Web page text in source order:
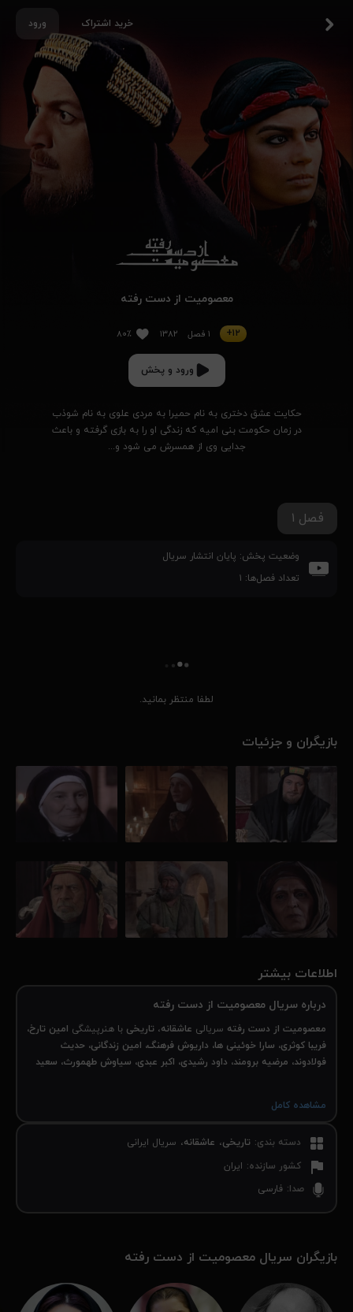
ورود خرید اشتراک
معصومیت از دست رفته
۱۲+ ۱ فصل ۱۳۸۲ ۸۰٪
ورود و پخش
جدایی وی از همسرش می شود و...
فصل ۱
وضعیت پخش: پایان انتشار سریال
تعداد فصل‌ها: ۱
لطفا منتظر بمانید.
بازیگران و جزئیات
اطلاعات بیشتر
درباره سریال معصومیت از دست رفته
معصومیت از دست‌ رفته سریالی عاشقانه، تاریخی با هنرپیشگی امین تارخ،
فریبا کوثری، سارا خوئینی ها، داریوش فرهنگ، امین زندگانی، حدیث
فولادوند، مرضیه برومند، داود رشیدی، اکبر عبدی، سیاوش طهمورث، سعید
مسعودمحصول سالمشاهده کامل
دسته بندی: تاریخی عاشقانه
سریال ایرانی
کشور سازنده: ایران
صدا: فارسی
بازیگران سریال معصومیت از دست رفته